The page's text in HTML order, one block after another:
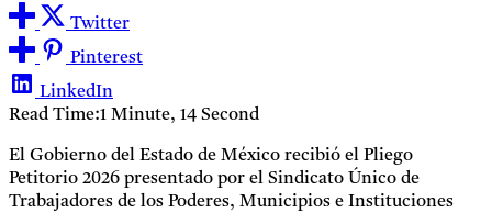
Twitter
Pinterest
LinkedIn
Read Time:1 Minute, 14 Second
El Gobierno del Estado de México recibió el Pliego
Petitorio 2026 presentado por el Sindicato Único de
Trabajadores de los Poderes, Municipios e Instituciones